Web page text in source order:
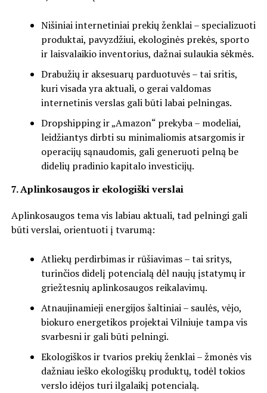
Nišiniai internetiniai prekių ženklai – specializuoti
produktai, pavyzdžiui, ekologinės prekės, sporto
ir laisvalaikio inventorius, dažnai sulaukia sėkmės.
Drabužių ir aksesuarų parduotuvės – tai sritis,
kuri visada yra aktuali, o gerai valdomas
internetinis verslas gali būti labai pelningas.
Dropshipping ir „Amazon“ prekyba – modeliai,
leidžiantys dirbti su minimaliomis atsargomis ir
operacijų sąnaudomis, gali generuoti pelną be
didelių pradinio kapitalo investicijų.
7. Aplinkosaugos ir ekologiški verslai
Aplinkosaugos tema vis labiau aktuali, tad pelningi gali
būti verslai, orientuoti į tvarumą:
Atliekų perdirbimas ir rūšiavimas – tai sritys,
turinčios didelį potencialą dėl naujų įstatymų ir
griežtesnių aplinkosaugos reikalavimų.
Atnaujinamieji energijos šaltiniai – saulės, vėjo,
biokuro energetikos projektai Vilniuje tampa vis
svarbesni ir gali būti pelningi.
Ekologiškos ir tvarios prekių ženklai – žmonės vis
dažniau ieško ekologiškų produktų, todėl tokios
verslo idėjos turi ilgalaikį potencialą.